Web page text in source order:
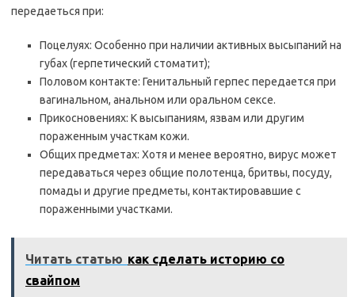
передаеться при:
Поцелуях: Особенно при наличии активных высыпаний на
губах (герпетический стоматит);
Половом контакте: Генитальный герпес передается при
вагинальном, анальном или оральном сексе.
Прикосновениях: К высыпаниям, язвам или другим
пораженным участкам кожи.
Общих предметах: Хотя и менее вероятно, вирус может
передаваться через общие полотенца, бритвы, посуду,
помады и другие предметы, контактировавшие с
пораженными участками.
Читать статью как сделать историю со
свайпом